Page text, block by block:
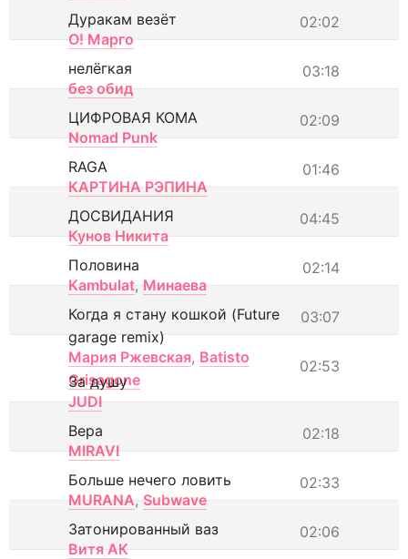
02:02
Дуракам везёт
О! Марго
03:18
нелёгкая
без обид
02:09
ЦИФРОВАЯ КОМА
Nomad Punk
01:46
RAGA
КАРТИНА РЭПИНА
04:45
ДОСВИДАНИЯ
Кунов Никита
02:14
Половина
Kambulat, Минаева
03:07
Когда я стану кошкой (Future
garage remix)
Мария Ржевская, Batisto
Grisagone
02:53
За душу
JUDI
02:18
Вера
MIRAVI
02:33
Больше нечего ловить
MURANA, Subwave
02:06
Затонированный ваз
Витя АК